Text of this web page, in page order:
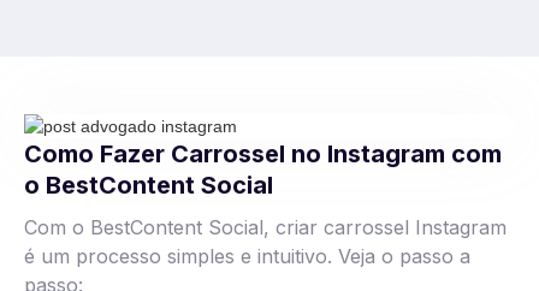
Como Fazer Carrossel no Instagram com
o BestContent Social
Com o BestContent Social, criar carrossel Instagram
é um processo simples e intuitivo. Veja o passo a
passo: